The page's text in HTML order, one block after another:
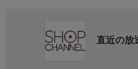
直近の放